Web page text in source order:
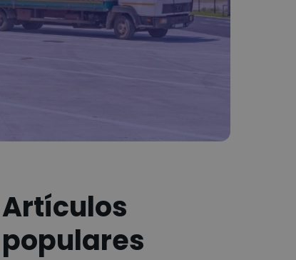
Artículos
populares